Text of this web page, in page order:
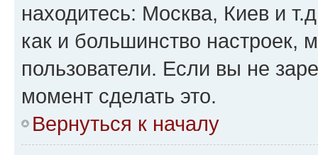
находитесь: Москва, Киев и
как и большинство настроек,
пользователи. Если вы не
момент сделать это.
Вернуться к началу